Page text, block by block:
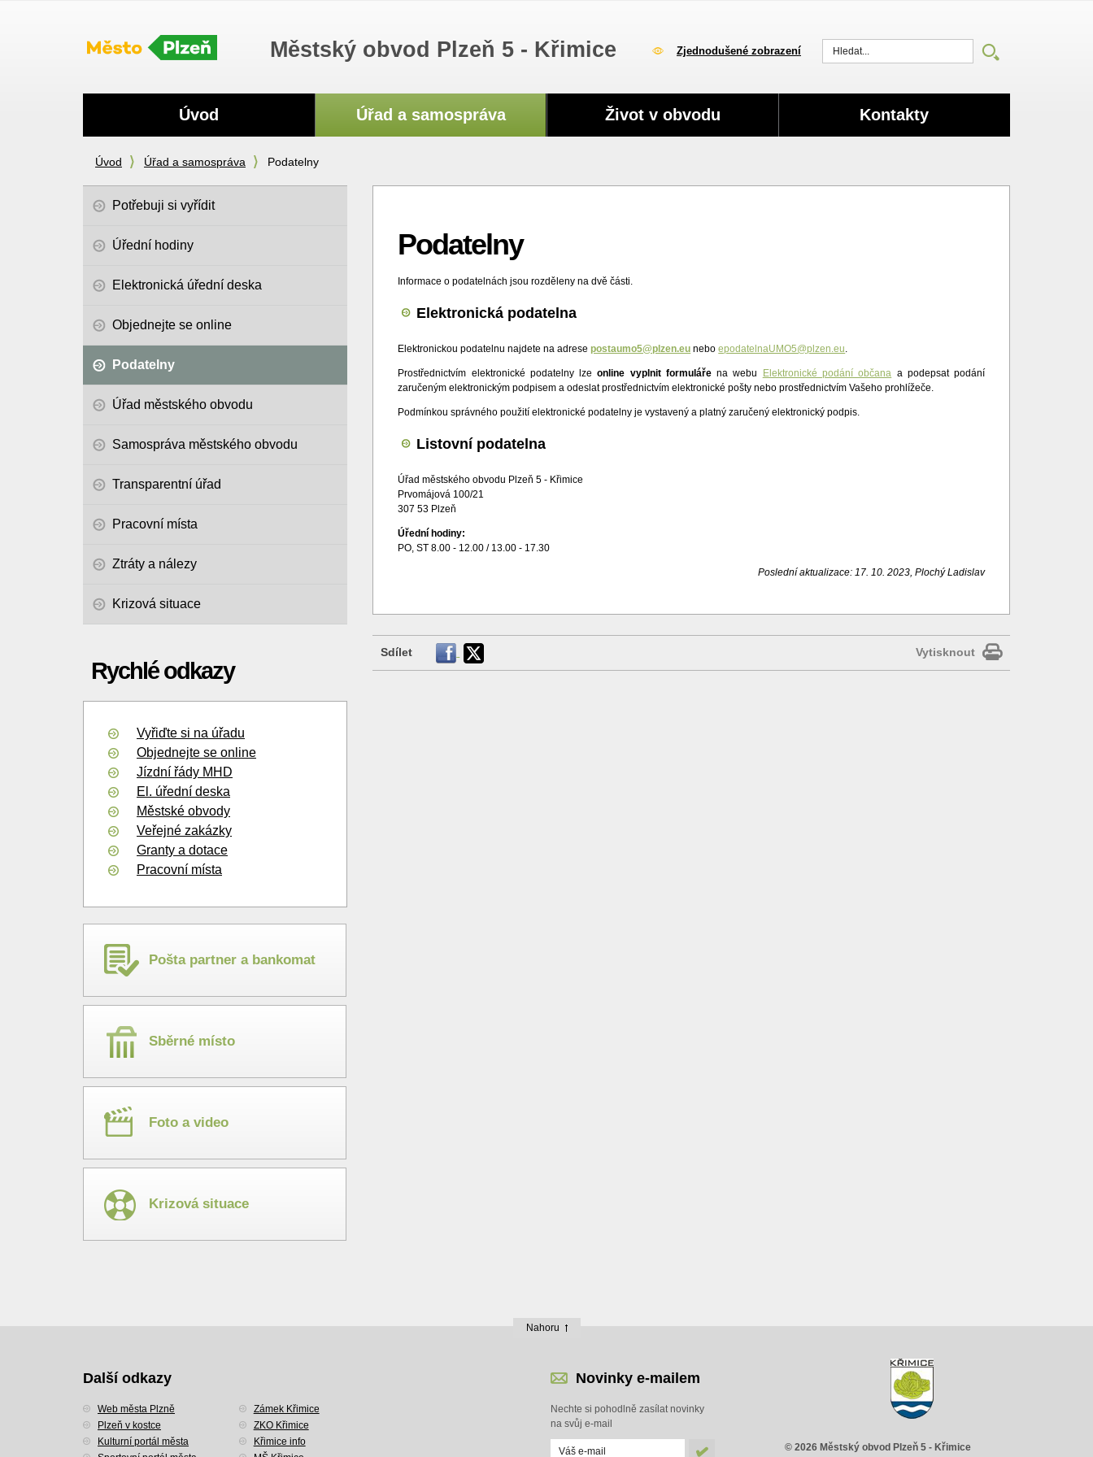
Městský obvod Plzeň 5 - Křimice Zjednodušené zobrazení
Úvod Úřad a samospráva Podatelny
Podatelny
Informace o podatelnách jsou rozděleny na dvě části.
Elektronická podatelna
Elektronickou podatelnu najdete na adresepostaumo5@plzen.eu neboepodatelnaUMO5@plzen.eu.
Prostřednictvím elektronické podatelny lzeonline vyplnit formulářena webu Elektronické podání občana a podepsat podání
zaručeným elektronickým podpisem a odeslat prostřednictvím elektronické pošty nebo prostřednictvím Vašeho prohlížeče.
Podmínkou správného použití elektronické podatelny je vystavený a platný zaručený elektronický podpis.
Listovní podatelna
Úřad městského obvodu Plzeň 5 - Křimice
Prvomájová 100/21
307 53 Plzeň
Úřední hodiny:
PO, ST 8.00 - 12.00 / 13.00 - 17.30
Poslední aktualizace: 17. 10. 2023, Plochý Ladislav
Sdílet Vytisknout
Potřebuji si vyřídit
Úřední hodiny
Elektronická úřední deska
Objednejte se online
Podatelny
Úřad městského obvodu
Samospráva městského obvodu
Transparentní úřad
Pracovní místa
Ztráty a nálezy
Krizová situace
Rychlé odkazy
Vyřiďte si na úřadu
Objednejte se online
Jízdní řády MHD
El. úřední deska
Městské obvody
Veřejné zakázky
Granty a dotace
Pracovní místa
Pošta partner a bankomat
Sběrné místo
Foto a video
Krizová situace
Úvod Úřad a samospráva Život v obvodu Kontakty
Nahoru
Další odkazy
Web města Plzně
Plzeň v kostce
Kulturní portál města
Zámek Křimice
ZKO Křimice
Křimice info
Novinky e-mailem
Nechte si pohodlně zasílat novinky
na svůj e-mail
© 2026 Městský obvod Plzeň 5 - Křimice